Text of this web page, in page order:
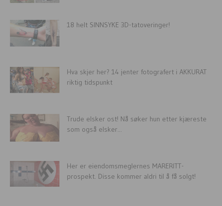
18 helt SINNSYKE 3D-tatoveringer!
Hva skjer her? 14 jenter fotografert i AKKURAT
riktig tidspunkt
Trude elsker ost! Nå søker hun etter kjæreste
som også elsker...
Her er eiendomsmeglernes MARERITT-
prospekt. Disse kommer aldri til å få solgt!